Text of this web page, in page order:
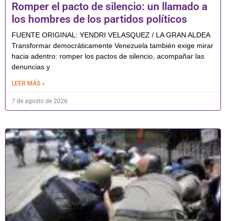
Romper el pacto de silencio: un llamado a
los hombres de los partidos políticos
FUENTE ORIGINAL: YENDRI VELASQUEZ / LA GRAN ALDEA
Transformar democráticamente Venezuela también exige mirar
hacia adentro: romper los pactos de silencio, acompañar las
denuncias y
LEER MÁS »
7 de agosto de 2026